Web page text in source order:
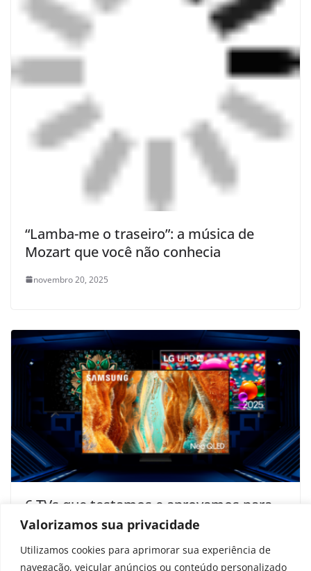
Valorizamos sua privacidade
Utilizamos cookies para aprimorar sua experiência de
navegação, veicular anúncios ou conteúdo personalizado
“Lamba-me o traseiro”: a música de
Mozart que você não conhecia
novembro 20, 2025
6 TVs que testamos e aprovamos para
você comprar na Cyber Monday sem
novembro 29, 2025